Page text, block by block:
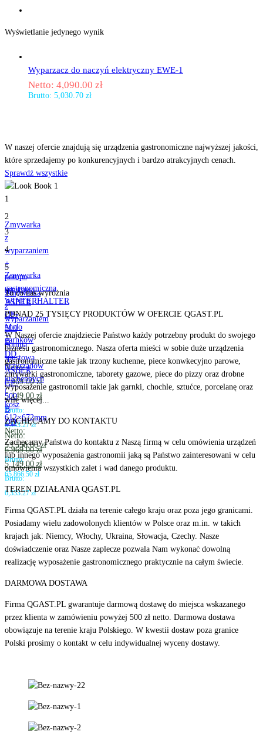
Wyświetlanie jedynego wynik
Wyparzacz do naczyń elektryczny EWE-1
Netto: 4,090.00 zł
Brutto: 5,030.70 zł
W naszej ofercie znajdują się urządzenia gastronomiczne najwyższej jakości,
które sprzedajemy po konkurencyjnych i bardzo atrakcyjnych cenach.
Sprawdź wszystkie
1
Zmywarka
z
wyparzaniem
+
pompa
spustowa
ASBER
GE-
500
B
DD
Netto:
6,969.00zł
5,149.00 zł
Brutto:
6,333.27zł
2
3
4
Zmywarka
gastronomiczna
WINTERHALTER
UF-
M do
garnków
i
przyrządów
kuchennych
|
kosz
612×672mm
Netto:
53,550.00zł
Brutto:
65,866.50 zł
5
Zmywarka
z
wyparzaniem
+
pompa
spustowa
ASBER
GE-
500
B
DD
Netto:
6,969.00zł
5,149.00zł
Brutto:
6,333.27zł
To co naswyróżnia
PONAD 25 TYSIĘCY PRODUKTÓW W OFERCIE QGAST.PL
W Naszej ofercie znajdziecie Państwo każdy potrzebny produkt do swojego
biznesu gastronomicznego. Nasza oferta mieści w sobie duże urządzenia
gastronomiczne takie jak trzony kuchenne, piece konwkecyjno parowe,
zmywarki gastronomiczne, taborety gazowe, piece do pizzy oraz drobne
wyposażenie gastronomii takie jak garnki, chochle, sztućce, porcelanę oraz
wile więcej...
ZACHĘCAMY DO KONTAKTU
Zachęcamy Państwa do kontaktu z Naszą firmą w celu omówienia urządzeń
lub innego wyposażenia gastronomii jaką są Państwo zainteresowani w celu
omówienia wszystkich zalet i wad danego produktu.
TEREN DZIAŁANIA QGAST.PL
Firma QGAST.PL działa na terenie całego kraju oraz poza jego granicami.
Posiadamy wielu zadowolonych klientów w Polsce oraz m.in. w takich
krajach jak: Niemcy, Włochy, Ukraina, Słowacja, Czechy. Nasze
doświadczenie oraz Nasze zaplecze pozwala Nam wykonać dowolną
realizację wyposażenie gastronomicznego praktycznie na całym świecie.
DARMOWA DOSTAWA
Firma QGAST.PL gwarantuje darmową dostawę do miejsca wskazanego
przez klienta w zamówieniu powyżej 500 zł netto. Darmowa dostawa
obowiązuje na terenie kraju Polskiego. W kwestii dostaw poza granice
Polski prosimy o kontakt w celu indywidualnej wyceny dostawy.